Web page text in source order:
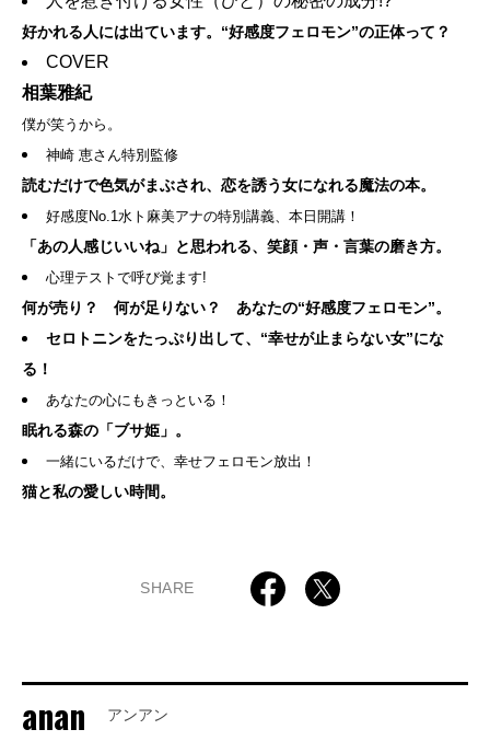
好かれる人には出ています。“好感度フェロモン”の正体って？
COVER
相葉雅紀
僕が笑うから。
神崎 恵さん特別監修
読むだけで色気がまぶされ、恋を誘う女になれる魔法の本。
好感度No.1水ト麻美アナの特別講義、本日開講！
「あの人感じいいね」と思われる、笑顔・声・言葉の磨き方。
心理テストで呼び覚ます!
何が売り？ 何が足りない？ あなたの“好感度フェロモン”。
セロトニンをたっぷり出して、“幸せが止まらない女”にな
る！
あなたの心にもきっといる！
眠れる森の「ブサ姫」。
一緒にいるだけで、幸せフェロモン放出！
猫と私の愛しい時間。
SHARE
anan アンアン